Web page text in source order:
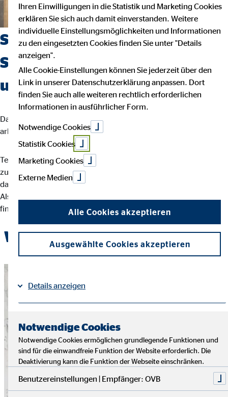
Suchst du einen Job, der
Sicherheit, Selbstbestimmung
und Flexibilität vereint?
Dann bist du bei uns richtig. Wir glauben, dass man am besten
arbeitet, wenn man seinem eigenen Rhythmus folgt.
Teamarbeit und intensiver Austausch sind für uns der Schlüssel
zu besten Ergebnissen. Dein Arbeitsalltag ist abwechslungsreich,
da jede Kundin und jeder Kunde individuelle Lösungen braucht.
Als OVB-Berater*in unterstützt du deine Kund*innen bei
finanziellen Entscheidungen und der Erreichung ihrer Ziele.
Werde Teil des OVB-Teams
Ihren Einwilligungen in die Statistik und Marketing Cookies
erklären Sie sich auch damit einverstanden. Weitere
individuelle Einstellungsmöglichkeiten und Informationen
zu den eingesetzten Cookies finden Sie unter "Details
anzeigen".
Alle Cookie-Einstellungen können Sie jederzeit über den
Link in unserer Datenschutzerklärung anpassen. Dort
finden Sie auch alle weiteren rechtlich erforderlichen
Informationen in ausführlicher Form.
Notwendige Cookies
Statistik Cookies
Marketing Cookies
Externe Medien
Alle Cookies akzeptieren
Ausgewählte Cookies akzeptieren
Details anzeigen
Notwendige Cookies
Notwendige Cookies ermöglichen grundlegende Funktionen und
sind für die einwandfreie Funktion der Website erforderlich. Die
Deaktivierung kann die Funktion der Webseite einschränken.
Benutzereinstellungen | Empfänger: OVB